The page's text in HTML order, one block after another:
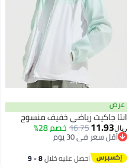
عرض
انتا جاكيت رياضي خفيف منسوج
ريال11.93
16.75خصم 28%
أقل سعر في 30 يوم
احصل عليه خلال 8 - 9